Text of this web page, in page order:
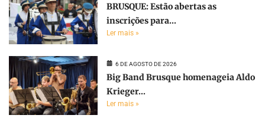
BRUSQUE: Estão abertas as
inscrições para...
Ler mais »
6 DE AGOSTO DE 2026
Big Band Brusque homenageia Aldo
Krieger...
Ler mais »